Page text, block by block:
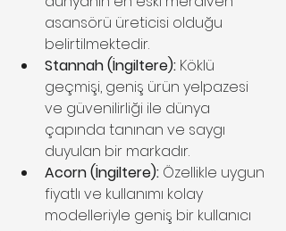
asansörü üreticisi olduğu
belirtilmektedir.
Stannah (İngiltere): Köklü
geçmişi, geniş ürün yelpazesi
ve güvenilirliği ile dünya
çapında tanınan ve saygı
duyulan bir markadır.
Acorn (İngiltere): Özellikle uygun
fiyatlı ve kullanımı kolay
modelleriyle geniş bir kullanıcı